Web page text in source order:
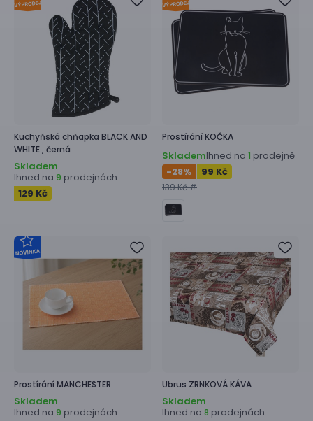
Kuchyňská chňapka BLACK AND
WHITE , černá
Skladem
Ihned na 9 prodejnách
129 Kč
ProstíráníKOČKA
SklademIhned na 1 prodejně
-28% 99 Kč
139 Kč #
ProstíráníMANCHESTER
Skladem
Ihned na 9 prodejnách
Ubrus ZRNKOVÁ KÁVA
Skladem
Ihned na 8 prodejnách